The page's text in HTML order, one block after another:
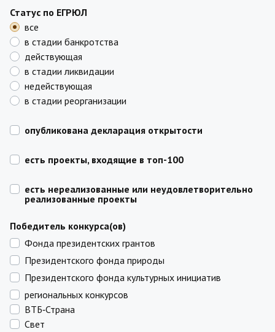
Статус по ЕГРЮЛ
все
в стадии банкротства
действующая
в стадии ликвидации
недействующая
в стадии реорганизации
опубликована декларация открытости
есть проекты, входящие в топ-100
есть нереализованные или неудовлетворительно
реализованные проекты
Победитель конкурса(ов)
Фонда президентских грантов
Президентского фонда природы
Президентского фонда культурных инициатив
региональных конкурсов
ВТБ‑Страна
Свет